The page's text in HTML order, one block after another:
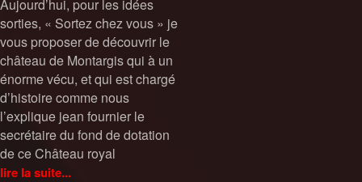
Aujourd’hui, pour les idées
sorties, « Sortez chez vous » je
vous proposer de découvrir le
château de Montargis qui à un
énorme vécu, et qui est chargé
d’histoire comme nous
l’explique jean fournier le
secrétaire du fond de dotation
de ce Château royal
lire la suite...